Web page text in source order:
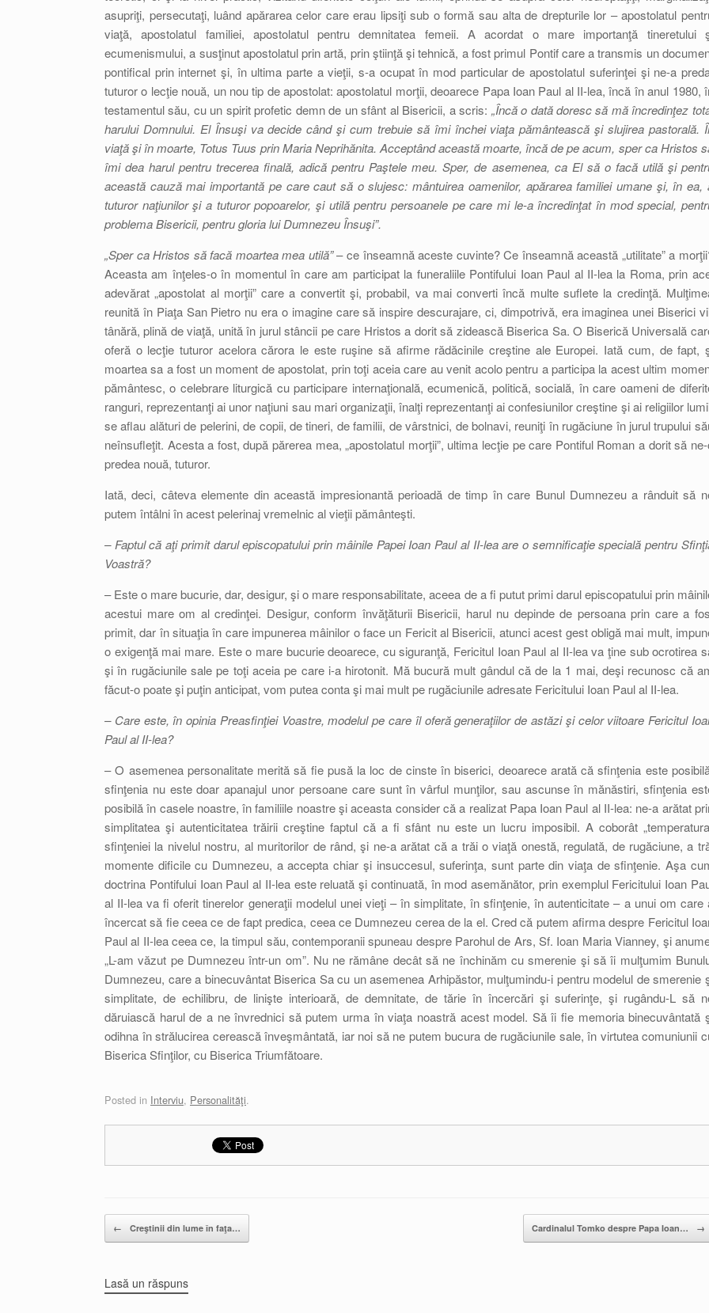
asupriţi, persecutaţi, luând apărarea celor care erau lipsiţi sub o formă sau alta de drepturile lor – apostolatul
viaţă, apostolatul familiei, apostolatul pentru demnitatea femeii. A acordat o mare importanţă tineretului
ecumenismului, a susţinut apostolatul prin artă, prin ştiinţă şi tehnică, a fost primul Pontif care a transmis un
pontifical prin internet şi, în ultima parte a vieţii, s-a ocupat în mod particular de apostolatul suferinţei şi ne-a
tuturor o lecţie nouă, un nou tip de apostolat: apostolatul morţii, deoarece Papa Ioan Paul al II-lea, încă în anul 1980,
testamentul său, cu un spirit profetic demn de un sfânt al Bisericii, a scris: „Încă o dată doresc să mă încredinţez
harului Domnului. El Însuşi va decide când şi cum trebuie să îmi închei viaţa pământească şi slujirea pastorală.
viaţă şi în moarte, Totus Tuus prin Maria Neprihănita. Acceptând această moarte, încă de pe acum, sper ca Hristos
îmi dea harul pentru trecerea finală, adică pentru Paştele meu. Sper, de asemenea, ca El să o facă utilă şi
această cauză mai importantă pe care caut să o slujesc: mântuirea oamenilor, apărarea familiei umane şi, în ea,
tuturor naţiunilor şi a tuturor popoarelor, şi utilă pentru persoanele pe care mi le-a încredinţat în mod special,
problema Bisericii, pentru gloria lui Dumnezeu Însuşi”.
„Sper ca Hristos să facă moartea mea utilă”– ce înseamnă aceste cuvinte? Ce înseamnă această „utilitate” a
Aceasta am înţeles-o în momentul în care am participat la funeraliile Pontifului Ioan Paul al II-lea la Roma, prin
adevărat „apostolat al morţii” care a convertit şi, probabil, va mai converti încă multe suflete la credinţă.
reunită în Piaţa San Pietro nu era o imagine care să inspire descurajare, ci, dimpotrivă, era imaginea unei Biserici
tânără, plină de viaţă, unită în jurul stâncii pe care Hristos a dorit să zidească Biserica Sa. O Biserică Universală
oferă o lecţie tuturor acelora cărora le este ruşine să afirme rădăcinile creştine ale Europei. Iată cum, de fapt,
moartea sa a fost un moment de apostolat, prin toţi aceia care au venit acolo pentru a participa la acest ultim
pământesc, o celebrare liturgică cu participare internaţională, ecumenică, politică, socială, în care oameni de
ranguri, reprezentanţi ai unor naţiuni sau mari organizaţii, înalţi reprezentanţi ai confesiunilor creştine şi ai religiilor
se aflau alături de pelerini, de copii, de tineri, de familii, de vârstnici, de bolnavi, reuniţi în rugăciune în jurul trupului
neînsufleţit. Acesta a fost, după părerea mea, „apostolatul morţii”, ultima lecţie pe care Pontiful Roman a dorit să
predea nouă, tuturor.
Iată, deci, câteva elemente din această impresionantă perioadă de timp în care Bunul Dumnezeu a rânduit să
putem întâlni în acest pelerinaj vremelnic al vieţii pământeşti.
– Faptul că aţi primit darul episcopatului prin mâinile Papei Ioan Paul al II-lea are o semnificaţie specială pentru
Voastră?
– Este o mare bucurie, dar, desigur, şi o mare responsabilitate, aceea de a fi putut primi darul episcopatului prin
acestui mare om al credinţei. Desigur, conform învăţăturii Bisericii, harul nu depinde de persoana prin care a
primit, dar în situaţia în care impunerea mâinilor o face un Fericit al Bisericii, atunci acest gest obligă mai mult,
o exigenţă mai mare. Este o mare bucurie deoarece, cu siguranţă, Fericitul Ioan Paul al II-lea va ţine sub ocrotirea
şi în rugăciunile sale pe toţi aceia pe care i-a hirotonit. Mă bucură mult gândul că de la 1 mai, deşi recunosc că
făcut-o poate şi puţin anticipat, vom putea conta şi mai mult pe rugăciunile adresate Fericitului Ioan Paul al II-lea.
– Care este, în opinia Preasfinţiei Voastre, modelul pe care îl oferă generaţiilor de astăzi şi celor viitoare Fericitul
Paul al II-lea?
– O asemenea personalitate merită să fie pusă la loc de cinste în biserici, deoarece arată că sfinţenia este
sfinţenia nu este doar apanajul unor persoane care sunt în vârful munţilor, sau ascunse în mănăstiri, sfinţenia
posibilă în casele noastre, în familiile noastre şi aceasta consider că a realizat Papa Ioan Paul al II-lea: ne-a arătat
simplitatea şi autenticitatea trăirii creştine faptul că a fi sfânt nu este un lucru imposibil. A coborât
sfinţeniei la nivelul nostru, al muritorilor de rând, şi ne-a arătat că a trăi o viaţă onestă, regulată, de rugăciune, a
momente dificile cu Dumnezeu, a accepta chiar şi insuccesul, suferinţa, sunt parte din viaţa de sfinţenie. Aşa
doctrina Pontifului Ioan Paul al II-lea este reluată şi continuată, în mod asemănător, prin exemplul Fericitului Ioan
al II-lea va fi oferit tinerelor generaţii modelul unei vieţi – în simplitate, în sfinţenie, în autenticitate – a unui om care
încercat să fie ceea ce de fapt predica, ceea ce Dumnezeu cerea de la el. Cred că putem afirma despre Fericitul
Paul al II-lea ceea ce, la timpul său, contemporanii spuneau despre Parohul de Ars, Sf. Ioan Maria Vianney, şi
„L-am văzut pe Dumnezeu într-un om”. Nu ne rămâne decât să ne închinăm cu smerenie şi să îi mulţumim
Dumnezeu, care a binecuvântat Biserica Sa cu un asemenea Arhipăstor, mulţumindu-i pentru modelul de smerenie
simplitate, de echilibru, de linişte interioară, de demnitate, de tărie în încercări şi suferinţe, şi rugându-L să
dăruiască harul de a ne învrednici să putem urma în viaţa noastră acest model. Să îi fie memoria binecuvântată
odihna în strălucirea cerească înveşmântată, iar noi să ne putem bucura de rugăciunile sale, în virtutea comuniunii
Biserica Sfinţilor, cu Biserica Triumfătoare.
Posted in Interviu, Personalităţi.
Post navigation
← Creştinii din lume în faţa… Cardinalul Tomko despre Papa Ioan… →
Lasă un răspuns